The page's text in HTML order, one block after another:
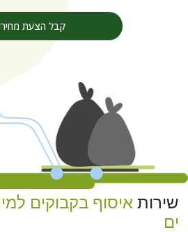
קבל הצעת
שירות איסוף בקבוקים
ים‏